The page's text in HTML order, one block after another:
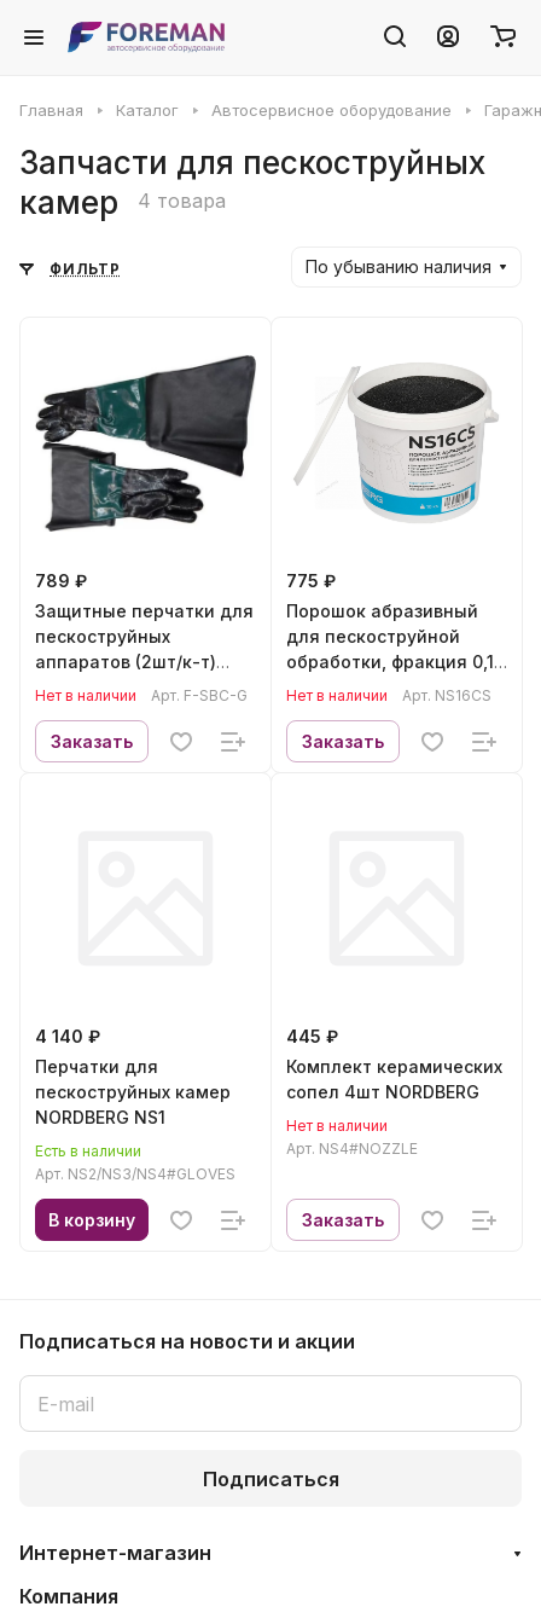
Главная Каталог Автосервисное оборудование
Запчасти для пескоструйных
камер
4 товара
ФИЛЬТР По убыванию наличия
789 ₽
Защитные перчатки для
пескоструйных
аппаратов (2шт/к-т)
Forsage F-SBC-G
Нет в наличии Арт. F-SBC-G
Заказать
775 ₽
Порошок абразивный
для пескоструйной
обработки, фракция 0,1-
0,6 NORDBERG NS16CS
Нет в наличии Арт. NS16CS
Заказать
4 140 ₽
Перчатки для
пескоструйных камер
NORDBERG NS1
Есть в наличии
Арт. NS2/NS3/NS4#GLOVES
В корзину
445 ₽
Комплект керамических
сопел 4шт NORDBERG
Нет в наличии
Арт. NS4#NOZZLE
Заказать
Подписаться на новости и акции
Подписаться
Интернет-магазин
Компания